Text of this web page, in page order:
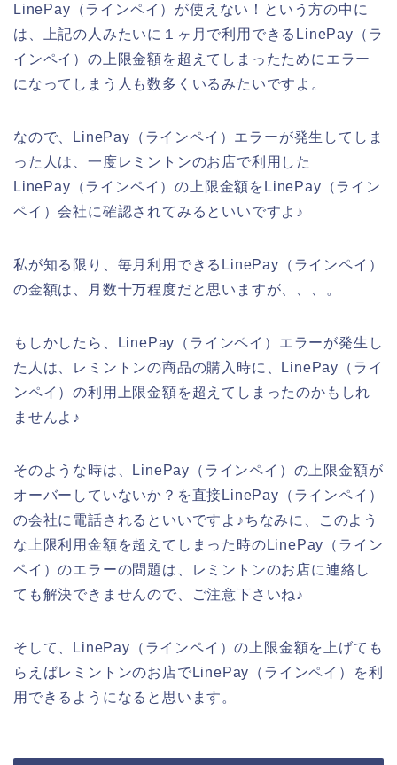
LinePay（ラインペイ）が使えない！という方の中に
は、上記の人みたいに１ヶ月で利用できるLinePay（ラ
インペイ）の上限金額を超えてしまったためにエラー
になってしまう人も数多くいるみたいですよ。
なので、LinePay（ラインペイ）エラーが発生してしま
った人は、一度レミントンのお店で利用した
LinePay（ラインペイ）の上限金額をLinePay（ライン
ペイ）会社に確認されてみるといいですよ♪
私が知る限り、毎月利用できるLinePay（ラインペイ）
の金額は、月数十万程度だと思いますが、、、。
もしかしたら、LinePay（ラインペイ）エラーが発生し
た人は、レミントンの商品の購入時に、LinePay（ライ
ンペイ）の利用上限金額を超えてしまったのかもしれ
ませんよ♪
そのような時は、LinePay（ラインペイ）の上限金額が
オーバーしていないか？を直接LinePay（ラインペイ）
の会社に電話されるといいですよ♪ちなみに、このよう
な上限利用金額を超えてしまった時のLinePay（ライン
ペイ）のエラーの問題は、レミントンのお店に連絡し
ても解決できませんので、ご注意下さいね♪
そして、LinePay（ラインペイ）の上限金額を上げても
らえばレミントンのお店でLinePay（ラインペイ）を利
用できるようになると思います。